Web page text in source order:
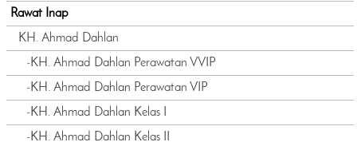
Rawat Inap
KH. Ahmad Dahlan
-KH. Ahmad Dahlan Perawatan VVIP
-KH. Ahmad Dahlan Perawatan VIP
-KH. Ahmad Dahlan Kelas I
-KH. Ahmad Dahlan Kelas II